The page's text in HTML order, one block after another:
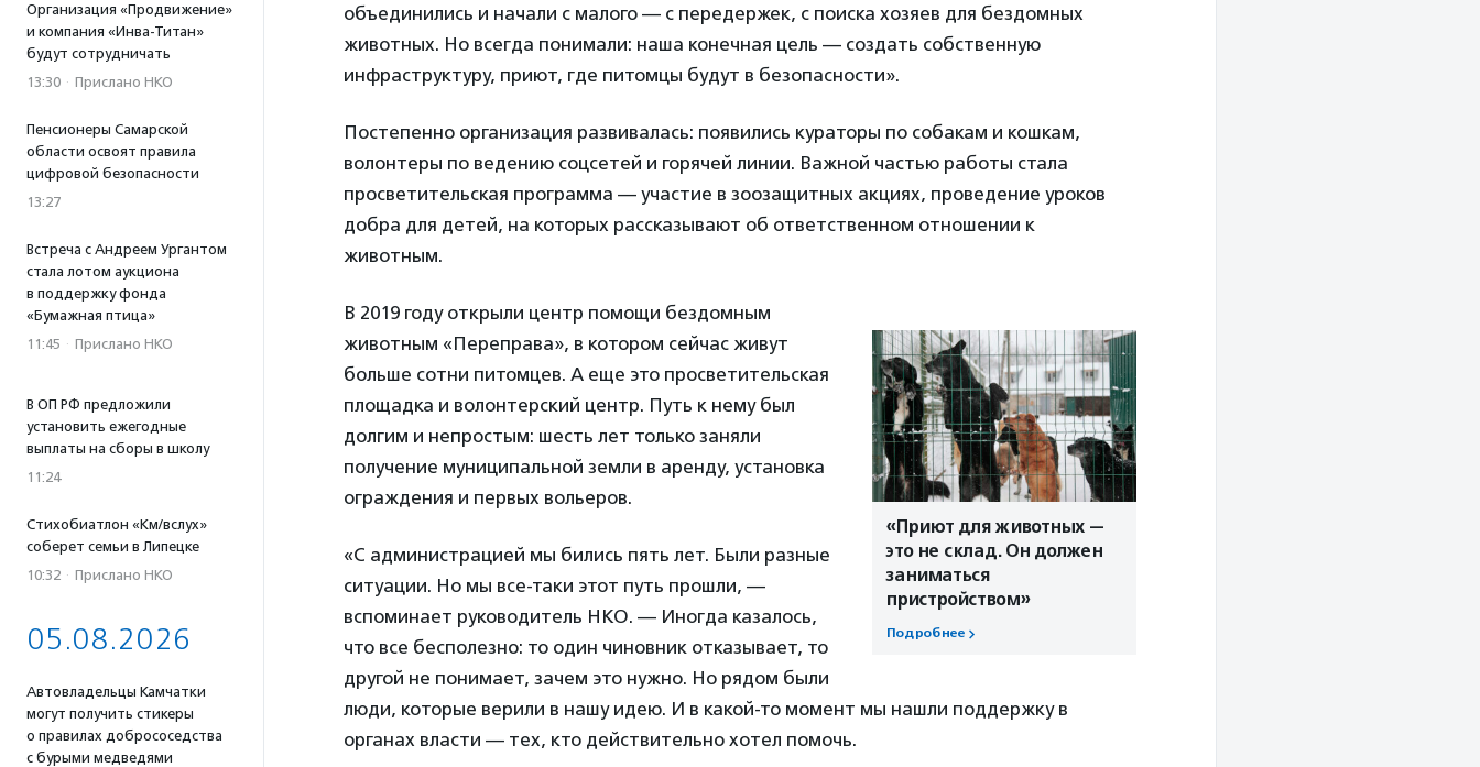
Организация «Продвижение»
и компания «Инва-Титан»
будут сотрудничать
13:30 · Прислано НКО
Пенсионеры Самарской
области освоят правила
цифровой безопасности
13:27
Встреча с Андреем Ургантом
стала лотом аукциона
в поддержку фонда
«Бумажная птица»
11:45 · Прислано НКО
В ОП РФ предложили
установить ежегодные
выплаты на сборы в школу
11:24
Стихобиатлон «Км/вслух»
соберет семьи в Липецке
10:32 · Прислано НКО
05.08.2026
Автовладельцы Камчатки
могут получить стикеры
о правилах добрососедства
с бурыми медведями
объединились и начали с малого — с передержек, с поиска хозяев для бездомных
животных. Но всегда понимали: наша конечная цель — создать собственную
инфраструктуру, приют, где питомцы будут в безопасности».
Постепенно организация развивалась: появились кураторы по собакам и кошкам,
волонтеры по ведению соцсетей и горячей линии. Важной частью работы стала
просветительская программа — участие в зоозащитных акциях, проведение уроков
добра для детей, на которых рассказывают об ответственном отношении к
животным.
«Приют для животных —
это не склад. Он должен
заниматься
пристройством»
Подробнее
В 2019 году открыли центр помощи бездомным
животным «Переправа», в котором сейчас живут
больше сотни питомцев. А еще это просветительская
площадка и волонтерский центр. Путь к нему был
долгим и непростым: шесть лет только заняли
получение муниципальной земли в аренду, установка
ограждения и первых вольеров.
«С администрацией мы бились пять лет. Были разные
ситуации. Но мы все-таки этот путь прошли, —
вспоминает руководитель НКО. — Иногда казалось,
что все бесполезно: то один чиновник отказывает, то
другой не понимает, зачем это нужно. Но рядом были
люди, которые верили в нашу идею. И в какой‑то момент мы нашли поддержку в
органах власти — тех, кто действительно хотел помочь.